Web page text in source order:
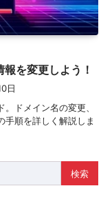
を変更しよう！
日
ドメイン名の変更、
手順を詳しく解説しま